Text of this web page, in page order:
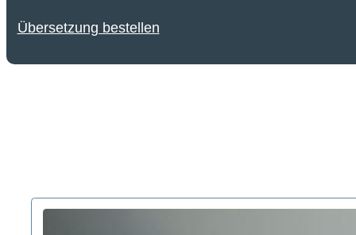
Übersetzung bestellen